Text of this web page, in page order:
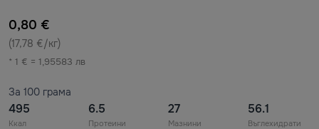
0,80 €
(17,78 €/кг)
* 1 € = 1,95583 лв
За 100 грама
495
Ккал
6.5
Протеини
27
Мазнини
56.1
Въглехидрати